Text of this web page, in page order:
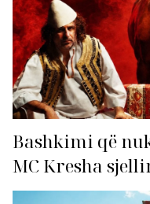
Bashkimi që
MC Kresha
ndezin rrjetin!